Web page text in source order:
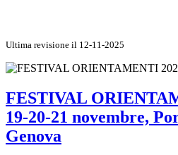
Ultima revisione il 12-11-2025
FESTIVAL
19-20-21 novembre,
Genova